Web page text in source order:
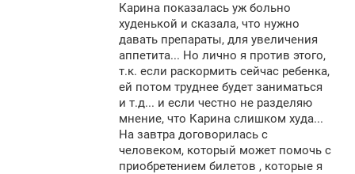
Карина показалась уж больно
худенькой и сказала, что нужно
давать препараты, для увеличения
аппетита... Но лично я против этого,
т.к. если раскормить сейчас ребенка,
ей потом труднее будет заниматься
и т.д... и если честно не разделяю
мнение, что Карина слишком худа...
На завтра договорилась с
человеком, который может помочь с
приобретением билетов , которые я